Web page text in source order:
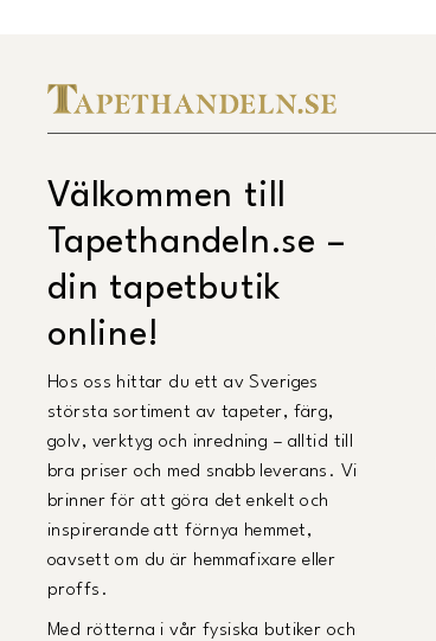
Välkommen till
Tapethandeln.se –
din tapetbutik
online!
Hos oss hittar du ett av Sveriges
största sortiment av tapeter, färg,
golv, verktyg och inredning – alltid till
bra priser och med snabb leverans. Vi
brinner för att göra det enkelt och
inspirerande att förnya hemmet,
oavsett om du är hemmafixare eller
proffs.
Med rötterna i vår fysiska butiker och